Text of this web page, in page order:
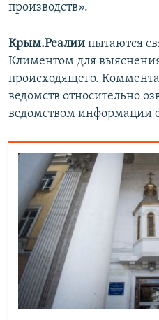
производств».
Крым.Реалии пытаются
Климентом для
происходящего.
ведомств относительно
ведомством информации